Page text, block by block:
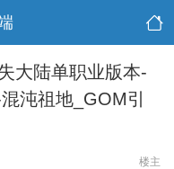
大陆单职业版本-
沌祖地_GOM引
楼主